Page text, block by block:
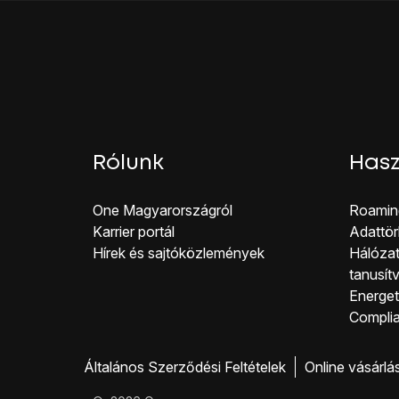
Rólunk
One Magyar országról
Karrier portál
Hírek és sajtóközlemények
Co
Általános Szerződési Feltételek Online